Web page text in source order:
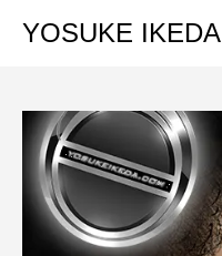
YOSUKE IKEDA